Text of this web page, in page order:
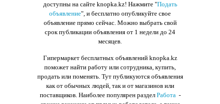
доступны на сайте knopka.kz! Нажмите "Подать
объявление", и бесплатно опубликуйте свое
объявление прямо сейчас. Можно выбрать свой
срок публикации объявления от 1 недели до 24
месяцев.
Гипермаркет бесплатных объявлений knopka.kz
поможет найти работу или сотрудника, купить,
продать или поменять. Тут публикуются объявления
как от обычных людей, так и от магазинов или
поставщиков. Наиболее популярен раздел Работа-